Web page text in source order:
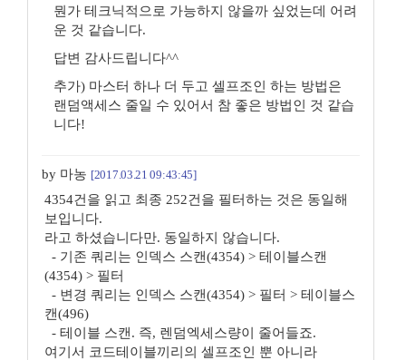
뭔가 테크닉적으로 가능하지 않을까 싶었는데 어려
운 것 같습니다.
답변 감사드립니다^^
추가) 마스터 하나 더 두고 셀프조인 하는 방법은
랜덤액세스 줄일 수 있어서 참 좋은 방법인 것 같습
니다!
by 마농 [2017.03.21 09:43:45]
4354건을 읽고 최종 252건을 필터하는 것은 동일해
보입니다.
라고 하셨습니다만. 동일하지 않습니다.
- 기존 쿼리는 인덱스 스캔(4354) > 테이블스캔
(4354) > 필터
- 변경 쿼리는 인덱스 스캔(4354) > 필터 > 테이블스
캔(496)
- 테이블 스캔. 즉, 렌덤엑세스량이 줄어들죠.
여기서 코드테이블끼리의 셀프조인 뿐 아니라